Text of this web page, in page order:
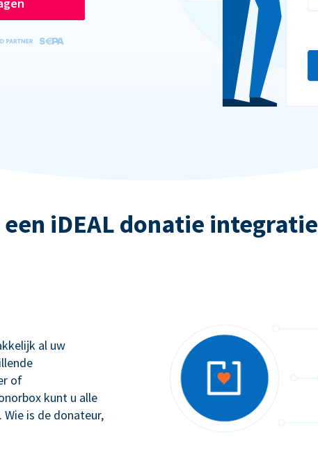
iDEAL donatie
al uw
of
kunt u alle
is de donateur,